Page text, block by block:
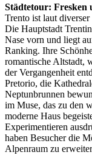
Städtetour: Fresken
Trento ist laut
Die Hauptstadt
Nase vorn und liegt
Ranking. Ihre
romantische Altstadt,
der Vergangenheit
Pretorio, die
Neptunbrunnen
im Muse, das zu den
moderne Haus
Experimentieren
haben Besucher die
Alpenraum zu